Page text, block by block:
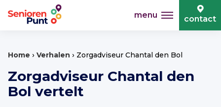
menu contact
Home › Verhalen › Zorgadviseur Chantal den Bol
Zorgadviseur Chantal den
Bol vertelt